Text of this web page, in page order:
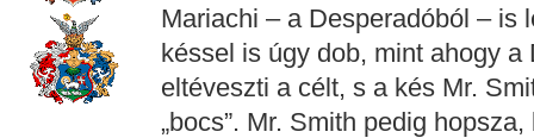
Mariachi – a Desperadóból – is
késsel is úgy dob, mint ahogy
eltéveszti a célt, s a kés Mr.
„bocs”. Mr. Smith pedig